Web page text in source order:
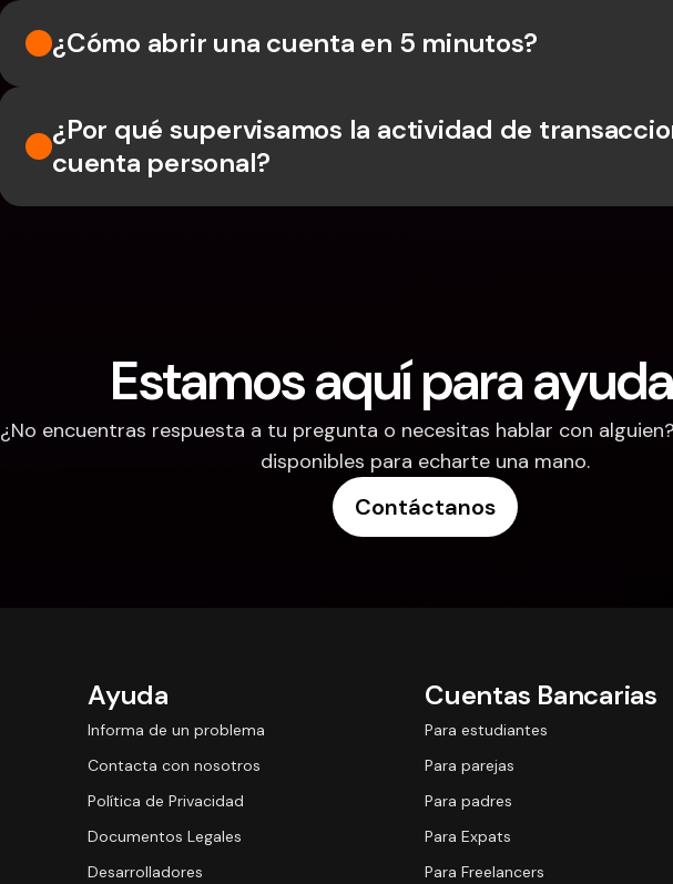
¿Cómo abrir una cuenta en 5 minutos?
¿Por qué supervisamos la actividad de
cuenta personal?
Estamos aquí para
¿No encuentras respuesta a tu pregunta o necesitas hablar con
disponibles para echarte una mano.
Contáctanos
Ayuda
Informa de un problema
Contacta con nosotros
Política de Privacidad
Documentos Legales
Desarrolladores
Cuentas Bancarias
Para estudiantes
Para parejas
Para padres
Para Expats
Para Freelancers